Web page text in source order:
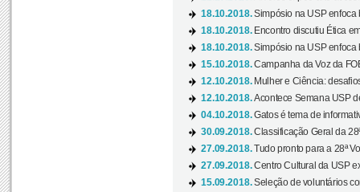
18.10.2018.Simpósio na USP enfoca
18.10.2018. Encontro discutiu Ética
18.10.2018.Simpósio na USP enfoca
15.10.2018.Campanha da Voz da
12.10.2018. Mulher e Ciência:
12.10.2018.Acontece Semana USP
04.10.2018.Gatos é tema de
30.09.2018.Classificação Geral da
27.09.2018.Tudo pronto para a 28ª
27.09.2018.Centro Cultural da USP
15.09.2018.Seleção de voluntários